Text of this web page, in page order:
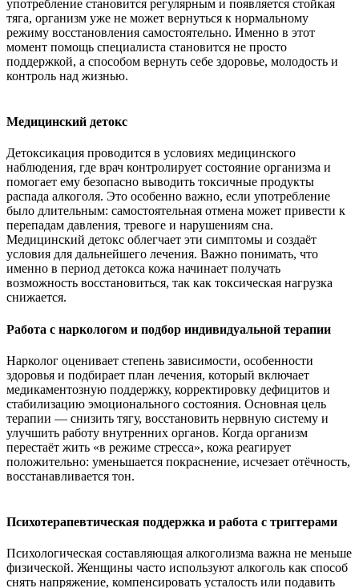
употребление становится регулярным и появляется стойкая
тяга, организм уже не может вернуться к нормальному
режиму восстановления самостоятельно. Именно в этот
момент помощь специалиста становится не просто
поддержкой, а способом вернуть себе здоровье, молодость и
контроль над жизнью.
Медицинский детокс
Детоксикация проводится в условиях медицинского
наблюдения, где врач контролирует состояние организма и
помогает ему безопасно выводить токсичные продукты
распада алкоголя. Это особенно важно, если употребление
было длительным: самостоятельная отмена может привести к
перепадам давления, тревоге и нарушениям сна.
Медицинский детокс облегчает эти симптомы и создаёт
условия для дальнейшего лечения. Важно понимать, что
именно в период детокса кожа начинает получать
возможность восстановиться, так как токсическая нагрузка
снижается.
Работа с наркологом и подбор индивидуальной терапии
Нарколог оценивает степень зависимости, особенности
здоровья и подбирает план лечения, который включает
медикаментозную поддержку, корректировку дефицитов и
стабилизацию эмоционального состояния. Основная цель
терапии — снизить тягу, восстановить нервную систему и
улучшить работу внутренних органов. Когда организм
перестаёт жить «в режиме стресса», кожа реагирует
положительно: уменьшается покраснение, исчезает отёчность,
восстанавливается тон.
Психотерапевтическая поддержка и работа с триггерами
Психологическая составляющая алкоголизма важна не меньше
физической. Женщины часто используют алкоголь как способ
снять напряжение, компенсировать усталость или подавить